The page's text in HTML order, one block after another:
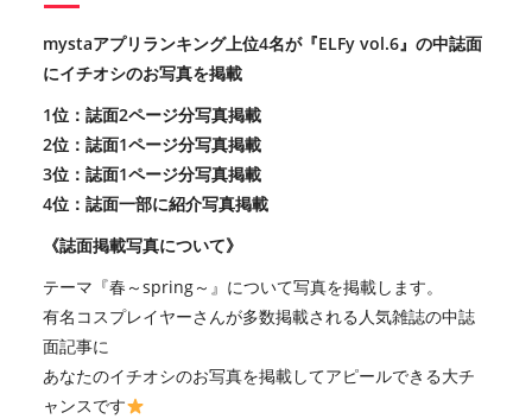
mystaアプリランキング上位4名が『ELFy vol.6』の中誌面
にイチオシのお写真を掲載
1位：誌面2ページ分写真掲載
2位：誌面1ページ分写真掲載
3位：誌面1ページ分写真掲載
4位：誌面一部に紹介写真掲載
《誌面掲載写真について》
テーマ『春～spring～』について写真を掲載します。
有名コスプレイヤーさんが多数掲載される人気雑誌の中誌
面記事に
あなたのイチオシのお写真を掲載してアピールできる大チ
ャンスです